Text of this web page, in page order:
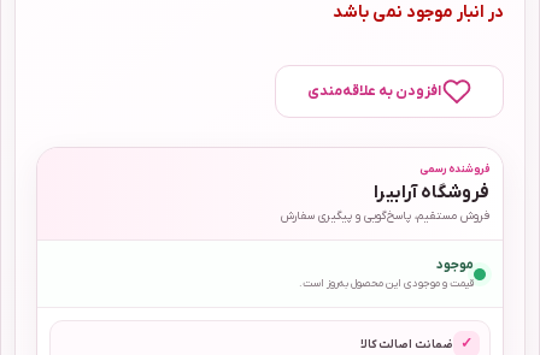
در انبار موجود نمی باشد
افزودن به علاقه‌مندی
فروشنده رسمی
فروشگاه آرابیرا
فروش مستقیم، پاسخ‌گویی و پیگیری سفارش
موجود
قیمت و موجودی این محصول به‌روز است.
✓ ضمانت اصالت کالا